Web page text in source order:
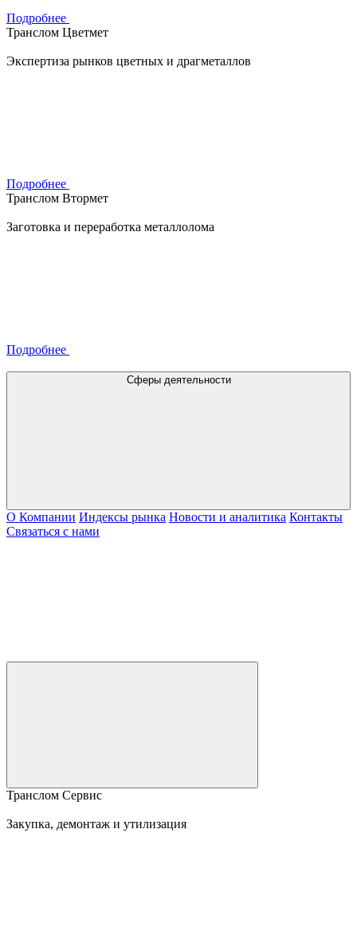
Подробнее
Транслом Цветмет
Экспертиза рынков цветных и драгметаллов
Подробнее
Транслом Втормет
Заготовка и переработка металлолома
Подробнее
Сферы деятельности
О Компании Индексы рынка Новости и аналитика Контакты
Связаться с нами
Транслом Сервис
Закупка, демонтаж и утилизация